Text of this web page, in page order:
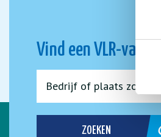
Vind een VLR-
ZOEKEN